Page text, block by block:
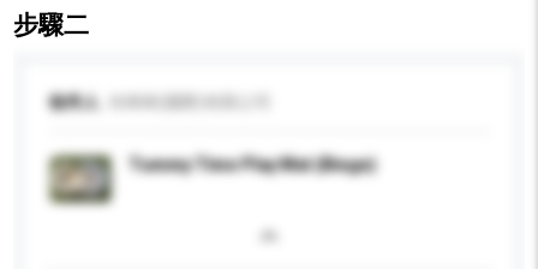
步驟二
收件人
Tummy Time Play Mat (Biege)